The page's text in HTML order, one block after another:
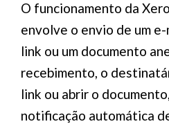
O funcionamento da
envolve o envio de um
link ou um documento
recebimento, o
link ou abrir o
notificação automática